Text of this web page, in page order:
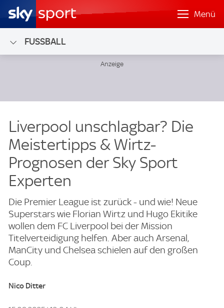
Menü
FUSSBALL
Liverpool unschlagbar? Die
Meistertipps & Wirtz-
Prognosen der Sky Sport
Experten
Die Premier League ist zurück - und wie! Neue
Superstars wie Florian Wirtz und Hugo Ekitike
wollen dem FC Liverpool bei der Mission
Titelverteidigung helfen. Aber auch Arsenal,
ManCity und Chelsea schielen auf den großen
Coup.
Nico Ditter